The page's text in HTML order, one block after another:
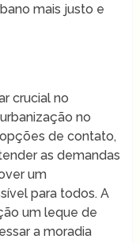
mais justo e
crucial no
no
de contato,
as demandas
um
para todos. A
um leque de
a moradia